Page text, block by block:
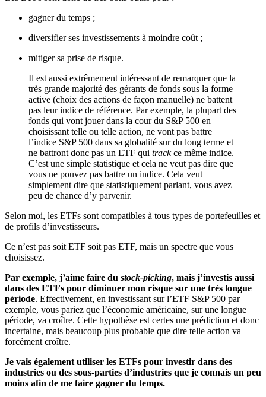
gagner du temps ;
diversifier ses investissements à moindre coût ;
mitiger sa prise de risque.
Il est aussi extrêmement intéressant de remarquer que la
très grande majorité des gérants de fonds sous la forme
active (choix des actions de façon manuelle) ne battent
pas leur indice de référence. Par exemple, la plupart des
fonds qui vont jouer dans la cour du S&P 500 en
choisissant telle ou telle action, ne vont pas battre
l’indice S&P 500 dans sa globalité sur du long terme et
ne battront donc pas un ETF qui trackce même indice.
C’est une simple statistique et cela ne veut pas dire que
vous ne pouvez pas battre un indice. Cela veut
simplement dire que statistiquement parlant, vous avez
peu de chance d’y parvenir.
Selon moi, les ETFs sont compatibles à tous types de portefeuilles et
de profils d’investisseurs.
Ce n’est pas soit ETF soit pas ETF, mais un spectre que vous
choisissez.
Par exemple, j’aime faire du stock-picking, mais j’investis aussi
dans des ETFs pour diminuer mon risque sur une très longue
période. Effectivement, en investissant sur l’ETF S&P 500 par
exemple, vous pariez que l’économie américaine, sur une longue
période, va croître. Cette hypothèse est certes une prédiction et donc
incertaine, mais beaucoup plus probable que dire telle action va
forcément croître.
Je vais également utiliser les ETFs pour investir dans des
industries ou des sous-parties d’industries que je connais un peu
moins afin de me faire gagner du temps.